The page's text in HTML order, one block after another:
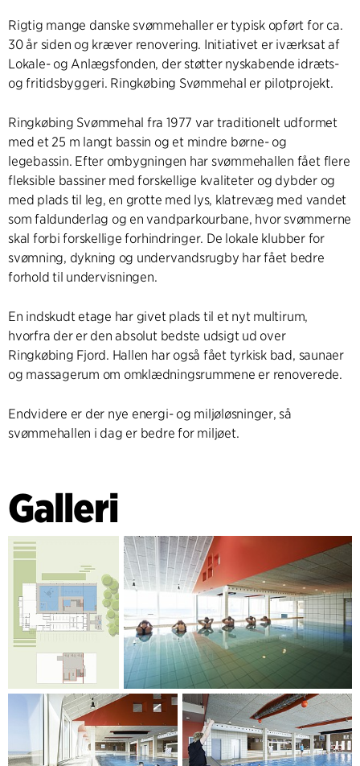
Rigtig mange danske svømmehaller er typisk opført for ca.
30 år siden og kræver renovering. Initiativet er iværksat af
Lokale- og Anlægsfonden, der støtter nyskabende idræts-
og fritidsbyggeri. Ringkøbing Svømmehal er pilotprojekt.
Ringkøbing Svømmehal fra 1977 var traditionelt udformet
med et 25 m langt bassin og et mindre børne- og
legebassin. Efter ombygningen har svømmehallen fået flere
fleksible bassiner med forskellige kvaliteter og dybder og
med plads til leg, en grotte med lys, klatrevæg med vandet
som faldunderlag og en vandparkourbane, hvor svømmerne
skal forbi forskellige forhindringer. De lokale klubber for
svømning, dykning og undervandsrugby har fået bedre
forhold til undervisningen.
En indskudt etage har givet plads til et nyt multirum,
hvorfra der er den absolut bedste udsigt ud over
Ringkøbing Fjord. Hallen har også fået tyrkisk bad, saunaer
og massagerum om omklædningsrummene er renoverede.
Endvidere er der nye energi- og miljøløsninger, så
svømmehallen i dag er bedre for miljøet.
Galleri